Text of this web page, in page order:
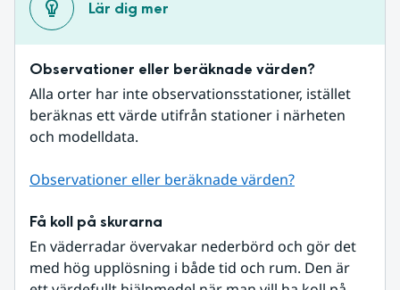
Lär dig mer
Observationer eller beräknade värden?
Alla orter har inte observationsstationer, istället
beräknas ett värde utifrån stationer i närheten
och modelldata.
Observationer eller beräknade värden?
Få koll på skurarna
En väderradar övervakar nederbörd och gör det
med hög upplösning i både tid och rum. Den är